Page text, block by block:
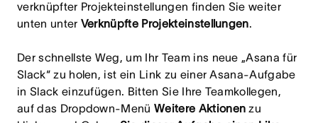
verknüpfter Projekteinstellungen finden Sie weiter
unten unter Verknüpfte Projekteinstellungen.
Der schnellste Weg, um Ihr Team ins neue „Asana für
Slack“ zu holen, ist ein Link zu einer Asana-Aufgabe
in Slack einzufügen. Bitten Sie Ihre Teamkollegen,
auf das Dropdown-MenüWeitere Aktionen zu